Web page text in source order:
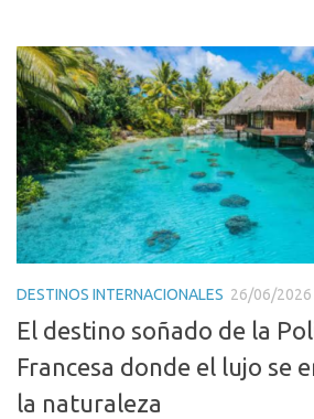
DESTINOS INTERNACIONALES 26/06/2026
El destino soñado de la
Francesa donde el lujo se
la naturaleza